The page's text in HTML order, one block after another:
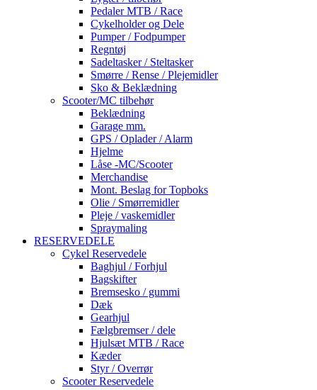
Pedaler MTB / Race
Cykelholder og Dele
Pumper / Fodpumper
Regntøj
Sadeltasker / Steltasker
Smørre / Rense / Plejemidler
Sko & Beklædning
Scooter/MC tilbehør
Beklædning
Garage mm.
GPS / Oplader / Alarm
Hjelme
Låse -MC/Scooter
Merchandise
Mont. Beslag for Topboks
Olie / Smørremidler
Pleje / vaskemidler
Spraymaling
RESERVEDELE
Cykel Reservedele
Baghjul / Forhjul
Bagskifter
Bremsesko / gummi
Dæk
Gearhjul
Fælgbremser / dele
Hjulsæt MTB / Race
Kæder
Styr / Overrør
Scooter Reservedele